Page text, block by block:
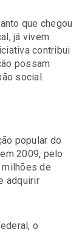
que chegou
já vivem
contribui
possam
social.
popular do
2009, pelo
milhões de
adquirir
o